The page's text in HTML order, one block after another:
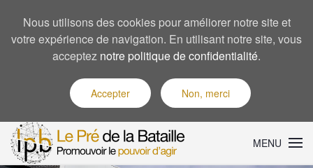
Nous utilisons des cookies pour améliorer notre site et
votre expérience de navigation. En utilisant notre site, vous
acceptez notre politique de confidentialité.
Accepter Non, merci
MENU